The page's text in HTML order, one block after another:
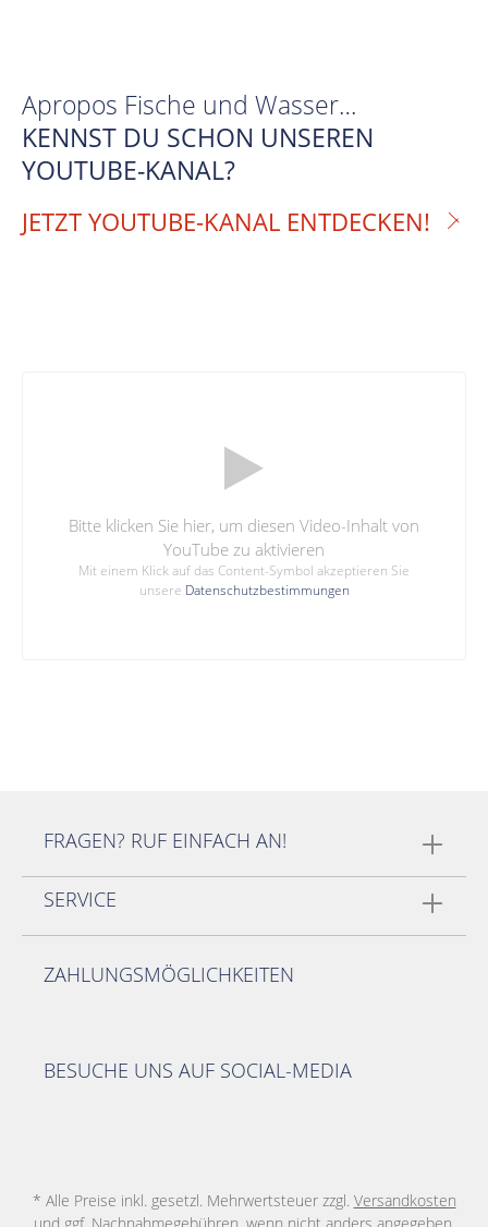
Apropos Fische und Wasser…
KENNST DU SCHON UNSEREN
YOUTUBE-KANAL?
JETZT YOUTUBE-KANAL ENTDECKEN!
Bitte klicken Sie hier, um diesen Video-Inhalt von
YouTube zu aktivieren
Mit einem Klick auf das Content-Symbol akzeptieren Sie
unsere Datenschutzbestimmungen
FRAGEN? RUF EINFACH AN!
SERVICE
ZAHLUNGSMÖGLICHKEITEN
BESUCHE UNS AUF SOCIAL-MEDIA
* Alle Preise inkl. gesetzl. Mehrwertsteuer zzgl. Versandkosten